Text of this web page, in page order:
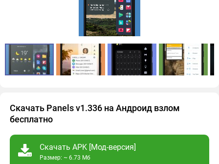
Скачать Panels v1.336 на Андроид взлом
бесплатно
Скачать APK [Мод-версия]
Размер: ~ 6.73 Мб